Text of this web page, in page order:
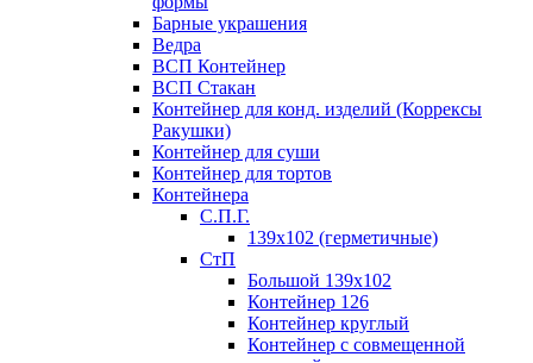
Барные украшения
Ведра
ВСП Контейнер
ВСП Стакан
Контейнер для конд. изделий (Коррексы
Ракушки)
Контейнер для суши
Контейнер для тортов
Контейнера
С.П.Г.
139х102 (герметичные)
СтП
Большой 139х102
Контейнер 126
Контейнер круглый
Контейнер с совмещенной